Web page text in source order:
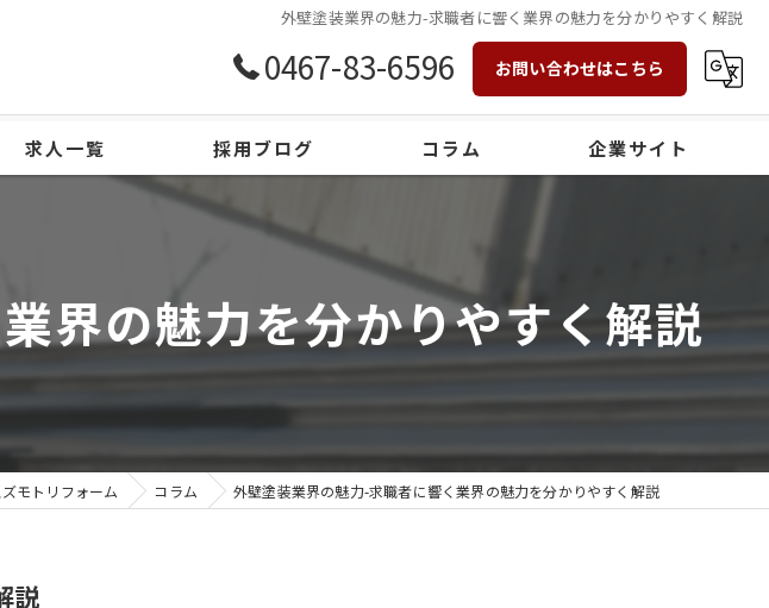
外壁塗装業界の魅力-求職者に響く業界の魅力を分かりやすく解説
0467-83-6596 お問い合わせはこちら
求人一覧 採用ブログ コラム 企業サイト
界の魅力を分かりやすく解説
モトリフォーム コラム 外壁塗装業界の魅力-求職者に響く業界の魅力を分かりやすく解説
説